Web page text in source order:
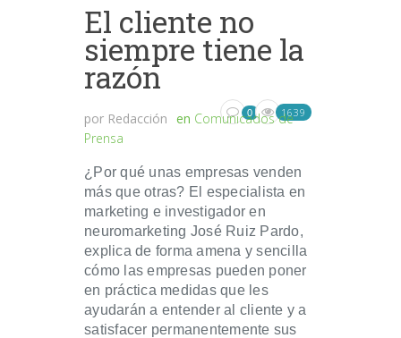
El cliente no
siempre tiene la
razón
por Redacción en Comunicados de
Prensa
0 1639
¿Por qué unas empresas venden
más que otras? El especialista en
marketing e investigador en
neuromarketing José Ruiz Pardo,
explica de forma amena y sencilla
cómo las empresas pueden poner
en práctica medidas que les
ayudarán a entender al cliente y a
satisfacer permanentemente sus